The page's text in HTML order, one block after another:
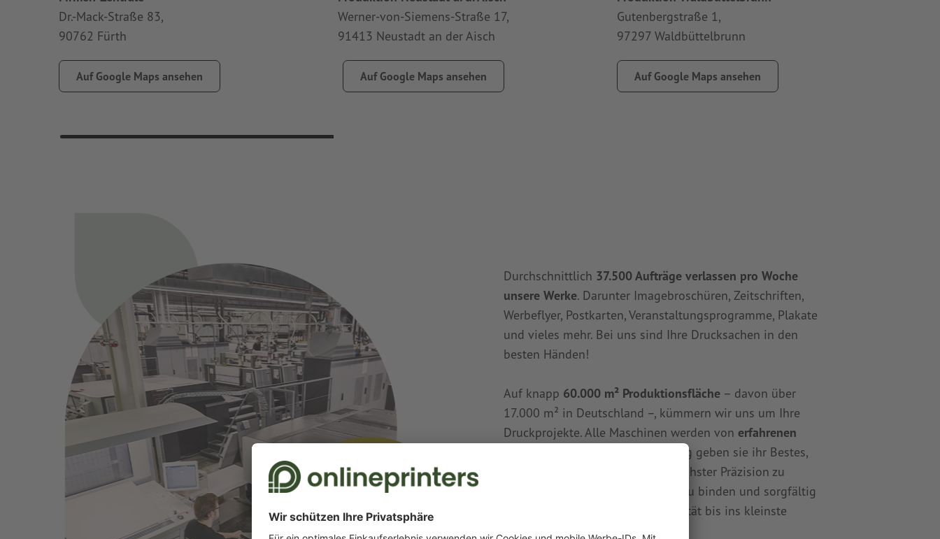
Dr.-Mack-Straße 83,
90762 Fürth
Auf Google Maps ansehen
Werner-von-Siemens-Straße 17,
91413 Neustadt an der Aisch
Auf Google Maps ansehen
Gutenbergstraße 1,
97297 Waldbüttelbrunn
Auf Google Maps ansehen
Durchschnittlich 37.500 Aufträge verlassen pro Woche
unsere Werke. Darunter Imagebroschüren, Zeitschriften,
Werbeflyer, Postkarten, Veranstaltungsprogramme, Plakate
und vieles mehr. Bei uns sind Ihre Drucksachen in den
besten Händen!
Auf knapp 60.000 m² Produktionsfläche – davon über
17.000 m² in Deutschland –, kümmern wir uns um Ihre
Druckprojekte. Alle Maschinen werden von erfahrenen
bedient. Tag für Tag geben sie ihr Bestes,
um Ihre Druckerzeugnisse mit höchster Präzision zu
drucken, zu schneiden, zu falzen, zu binden und sorgfältig
zu verpacken. So stellen wir Qualität bis ins kleinste
Detail sicher.